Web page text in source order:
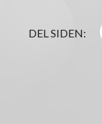
DEL SIDEN: